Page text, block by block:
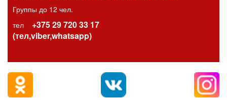
Группы до 12 чел.
тел +375 29 720 33 17
(тел,viber,whatsapp)